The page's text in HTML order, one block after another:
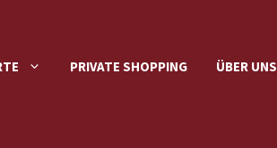
PRIVATE SHOPPING ÜBER UNS